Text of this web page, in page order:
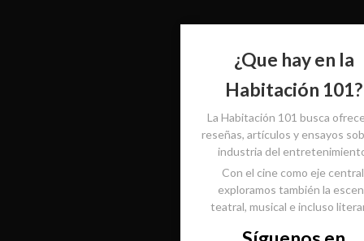
¿Que hay en la
Habitación 101?
La Habitación 101 busca
reseñas, artículos y ensayos
industria del
Con el cine como eje
exploramos también la
teatral, musical e incluso